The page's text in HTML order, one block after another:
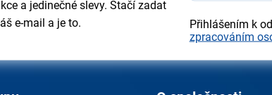
a jedinečné slevy. Stačí zadat
e-mail a je to.
Přihlášením k
zpracováním